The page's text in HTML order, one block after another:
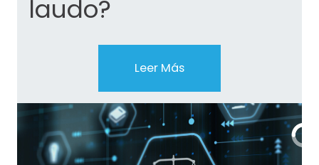
laudo?
Leer Más